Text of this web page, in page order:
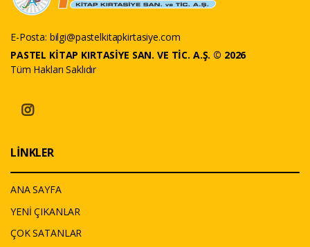
E-Posta: bilgi@pastelkitapkirtasiye.com
PASTEL KİTAP KIRTASİYE SAN. VE TİC. A.Ş. © 2026
Tüm Hakları Saklıdır
LİNKLER
ANA SAYFA
YENİ ÇIKANLAR
ÇOK SATANLAR